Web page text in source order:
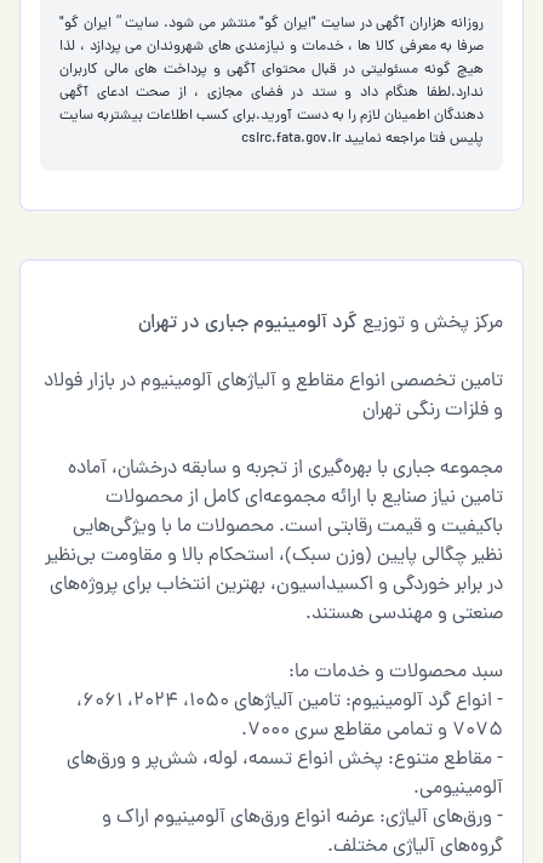
مرکز پخش و توزیع گرد آلومینیوم جباری در تهران
تامین تخصصی انواع مقاطع و آلیاژهای آلومینیوم در بازار فولاد
و فلزات رنگی تهران
مجموعه جباری با بهره‌گیری از تجربه و سابقه درخشان، آماده
تامین نیاز صنایع با ارائه مجموعه‌ای کامل از محصولات
باکیفیت و قیمت رقابتی است. محصولات ما با ویژگی‌هایی
نظیر چگالی پایین (وزن سبک)، استحکام بالا و مقاومت بی‌نظیر
در برابر خوردگی و اکسیداسیون، بهترین انتخاب برای پروژه‌های
صنعتی و مهندسی هستند.
سبد محصولات و خدمات ما:
- انواع گرد آلومینیوم: تامین آلیاژهای 1050، 2024، 6061،
7075 و تمامی مقاطع سری 7000.
- مقاطع متنوع: پخش انواع تسمه، لوله، شش‌پر و ورق‌های
آلومینیومی.
- ورق‌های آلیاژی: عرضه انواع ورق‌های آلومینیوم اراک و
گروه‌های آلیاژی مختلف.
روزانه هزاران آگهی در سایت "ایران گو" منتشر می شود. سایت ” ایران گو"
صرفا به معرفی کالا ها ، خدمات و نیازمندی های شهروندان می پردازد ، لذا
هیچ گونه مسئولیتی در قبال محتوای آگهی و پرداخت های مالی کاربران
ندارد.لطفا هنگام داد و ستد در فضای مجازی ، از صحت ادعای آگهی
دهندگان اطمینان لازم را به دست آورید.برای کسب اطلاعات بیشتربه سایت
پلیس فتا مراجعه نماییدcsirc.fata.gov.ir